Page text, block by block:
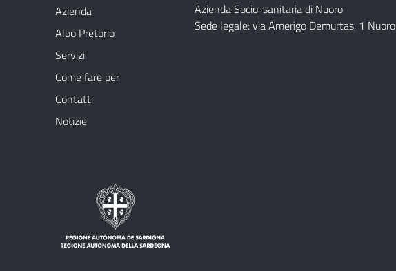
Azienda
Albo Pretorio
Servizi
Come fare per
Contatti
Notizie
Azienda Socio-sanitaria di Nuoro
Sede legale: via Amerigo Demurtas, 1 Nuoro